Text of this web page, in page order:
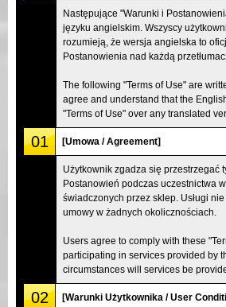
Tokyo Shibuya Annex
Tokyo Asakusa
Następujące "Warunki i
języku angielskim. Wszyscy
rozumieją, że wersja angielska to
Postanowienia nad każdą
The following "Terms of Use" are
agree and understand that the
"Terms of Use" over any translated
01 [Umowa / Agreement]
Użytkownik zgadza się przestrzegać
Postanowień podczas uczestnictwa w
świadczonych przez sklep. Usługi
umowy w żadnych okolicznościach.
Users agree to comply with these
participating in services provided by
circumstances will services be
02 [Warunki Użytkownika / User